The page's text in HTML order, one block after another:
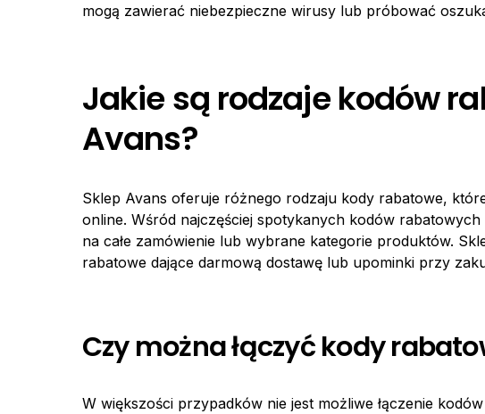
mogą zawierać niebezpieczne wirusy lub próbować
Jakie są rodzaje kodów
Avans?
Sklep Avans oferuje różnego rodzaju kody rabatowe,
online. Wśród najczęściej spotykanych kodów
na całe zamówienie lub wybrane kategorie produktów.
rabatowe dające darmową dostawę lub upominki przy
Czy można łączyć kody
W większości przypadków nie jest możliwe łączenie